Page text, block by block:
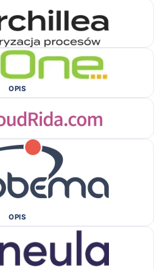
OPIS
OPIS